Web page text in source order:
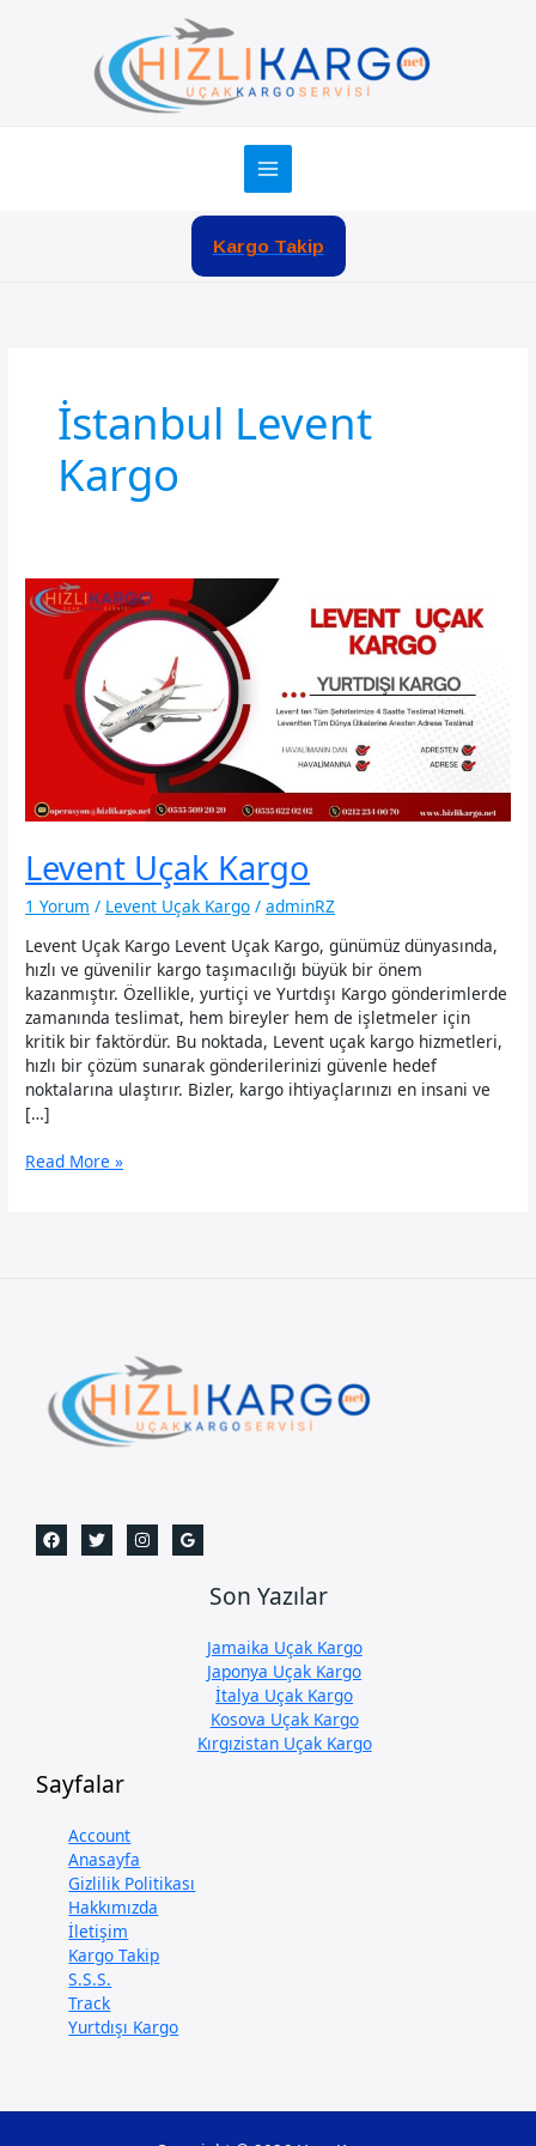
Kargo Takip
İstanbul Levent
Kargo
Levent Uçak Kargo
1 Yorum / Levent Uçak Kargo /adminRZ
Levent Uçak Kargo Levent Uçak Kargo, günümüz dünyasında,
hızlı ve güvenilir kargo taşımacılığı büyük bir önem
kazanmıştır. Özellikle, yurtiçi ve Yurtdışı Kargo gönderimlerde
zamanında teslimat, hem bireyler hem de işletmeler için
kritik bir faktördür. Bu noktada, Levent uçak kargo hizmetleri,
hızlı bir çözüm sunarak gönderilerinizi güvenle hedef
noktalarına ulaştırır. Bizler, kargo ihtiyaçlarınızı en insani ve
[…]
Levent
Read More »
Son Yazılar
Jamaika Uçak Kargo
Japonya Uçak Kargo
İtalya Uçak Kargo
Kosova Uçak Kargo
Kırgızistan Uçak Kargo
Sayfalar
Account
Anasayfa
Gizlilik Politikası
Hakkımızda
İletişim
Kargo Takip
S.S.S.
Track
Yurtdışı Kargo